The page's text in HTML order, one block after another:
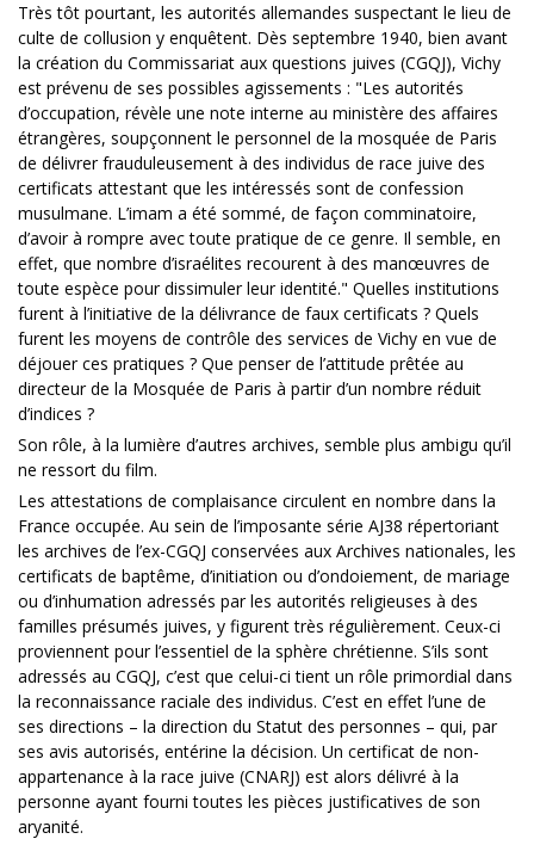
Très tôt pourtant, les autorités allemandes suspectant le lieu de
culte de collusion y enquêtent. Dès septembre 1940, bien avant
la création du Commissariat aux questions juives (CGQJ), Vichy
est prévenu de ses possibles agissements : "Les autorités
d’occupation, révèle une note interne au ministère des affaires
étrangères, soupçonnent le personnel de la mosquée de Paris
de délivrer frauduleusement à des individus de race juive des
certificats attestant que les intéressés sont de confession
musulmane. L’imam a été sommé, de façon comminatoire,
d’avoir à rompre avec toute pratique de ce genre. Il semble, en
effet, que nombre d’israélites recourent à des manœuvres de
toute espèce pour dissimuler leur identité." Quelles institutions
furent à l’initiative de la délivrance de faux certificats ? Quels
furent les moyens de contrôle des services de Vichy en vue de
déjouer ces pratiques ? Que penser de l’attitude prêtée au
directeur de la Mosquée de Paris à partir d’un nombre réduit
d’indices ?
Son rôle, à la lumière d’autres archives, semble plus ambigu qu’il
ne ressort du film.
Les attestations de complaisance circulent en nombre dans la
France occupée. Au sein de l’imposante série AJ38 répertoriant
les archives de l’ex-CGQJ conservées aux Archives nationales, les
certificats de baptême, d’initiation ou d’ondoiement, de mariage
ou d’inhumation adressés par les autorités religieuses à des
familles présumés juives, y figurent très régulièrement. Ceux-ci
proviennent pour l’essentiel de la sphère chrétienne. S’ils sont
adressés au CGQJ, c’est que celui-ci tient un rôle primordial dans
la reconnaissance raciale des individus. C’est en effet l’une de
ses directions – la direction du Statut des personnes – qui, par
ses avis autorisés, entérine la décision. Un certificat de non-
appartenance à la race juive (CNARJ) est alors délivré à la
personne ayant fourni toutes les pièces justificatives de son
aryanité.